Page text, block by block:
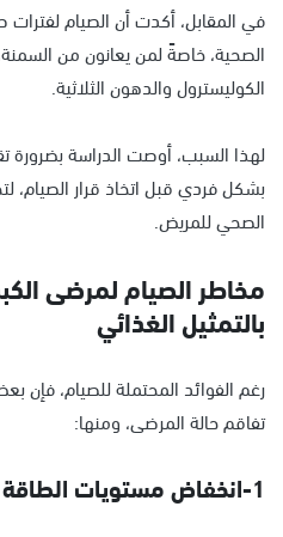
في المقابل، أكدت أن الصيام
الصحية، خاصةً لمن يعانون من
الكوليسترول والدهون الثلاثية.
لهذا السبب، أوصت الدراسة بضرورة
بشكل فردي قبل اتخاذ قرار الصيام،
الصحي للمريض.
مخاطر الصيام لمرضى
بالتمثيل الغذائي
رغم الفوائد المحتملة للصيام، فإن
تفاقم حالة المرضى، ومنها:
1-انخفاض مستويات الطاقة والإرهاق الشديد